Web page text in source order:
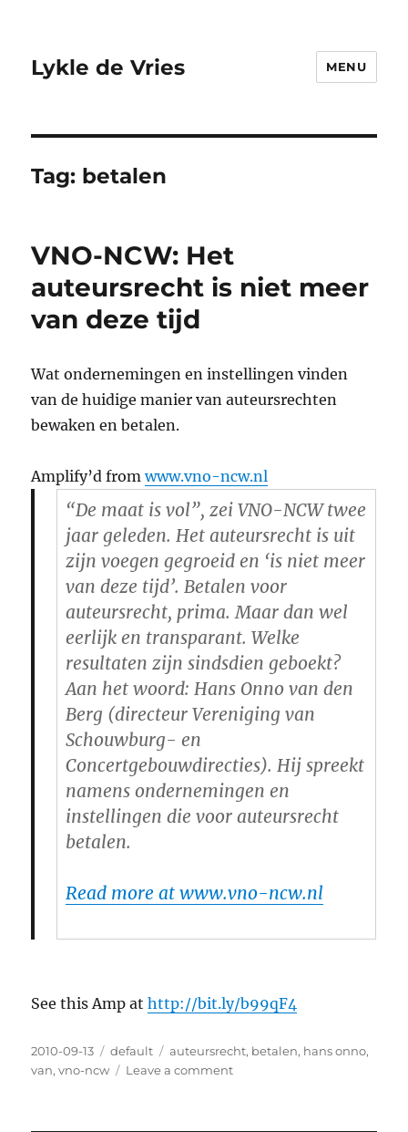
Lykle de Vries MENU
Tag: betalen
VNO-NCW: Het
auteursrecht is niet meer
van deze tijd
Wat ondernemingen en instellingen vinden
van de huidige manier van auteursrechten
bewaken en betalen.
Amplify’d fromwww.vno-ncw.nl
“De maat is vol”, zei VNO-NCW twee
jaar geleden. Het auteursrecht is uit
zijn voegen gegroeid en ‘is niet meer
van deze tijd’. Betalen voor
auteursrecht, prima. Maar dan wel
eerlijk en transparant. Welke
resultaten zijn sindsdien geboekt?
Aan het woord: Hans Onno van den
Berg (directeur Vereniging van
Schouwburg- en
Concertgebouwdirecties). Hij spreekt
namens ondernemingen en
instellingen die voor auteursrecht
betalen.
Read more at www.vno-ncw.nl
See this Amp athttp://bit.ly/b99qF4
Posted
on
2010-09-13 Categories
default Tags
auteursrecht, betalen, hans onno,
van,vno-ncw Leave a comment